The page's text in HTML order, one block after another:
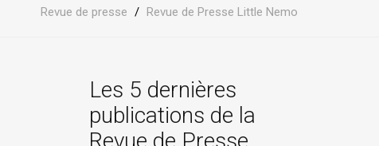
Revue de presse / Revue de Presse Little Nemo
Les 5 dernières
publications de la